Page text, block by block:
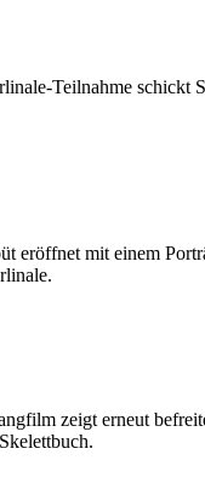
Teilnahme schickt
eröffnet mit einem
zeigt erneut